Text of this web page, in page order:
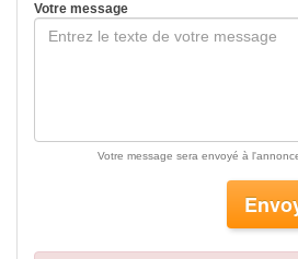
Votre message
Votre message sera envoyé à